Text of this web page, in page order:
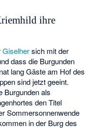
ihre
Giselhersich mit der
dass die Burgunden
lang Gäste am Hof des
sind jetzt geeint.
Burgunden als
den Titel
Sommersonnenwende
in der Burg des